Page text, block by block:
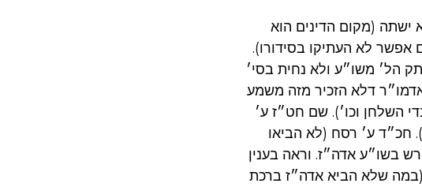
ישתה (מקום הדינים הוא
אפשר לא העתיקו בסידורו).
הל׳ משו״ע ולא נחית בסי׳
דלא הזכיר מזה משמע
השלחן וכו׳). שם חט״ז ע׳
חכ״ד ע׳ רסח (לא הביאו
בשו״ע אדה״ז. וראה בענין
שלא הביא אדה״ז ברכת